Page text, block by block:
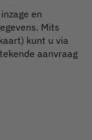
en
Mits
kunt u via
aanvraag